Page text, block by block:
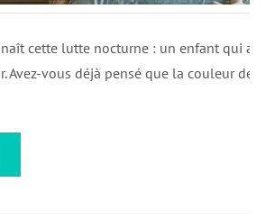
cette lutte nocturne : un enfant qui a
Avez-vous déjà pensé que la couleur des